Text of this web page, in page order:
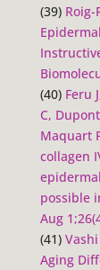
(39) Roig-
(40) Feru
C,
Maquart
collagen
possible
Aug
(41)
Aging